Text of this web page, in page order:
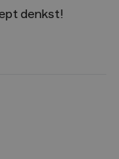
denkst!